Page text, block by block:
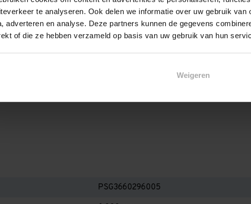
te analyseren. Ook delen we informatie over uw gebruik
adverteren en analyse. Deze partners kunnen de gegevens
of die ze hebben verzameld op basis van uw gebruik van hun
Weigeren
kan het zijn dat het draagvermogen per liggerniveau iets
beste om dit te laten berekenen!
kleiner is dan 2,25 meter, valt de draagkracht juist iets
in uw situatie? Dan dient u even contact met ons op te nemen.
we gratis en voor niets. Wij kunnen ook belastingbordjes of
uw situatie op beschreven staat! Kortom, bij twijfel contact
- Belangrijk om te weten!
PSG3660296005